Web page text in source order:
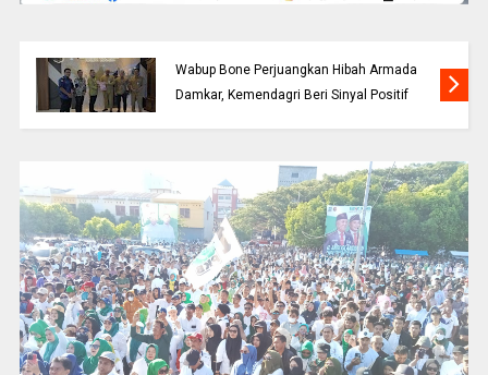
Wabup Bone Perjuangkan Hibah Armada
Damkar, Kemendagri Beri Sinyal Positif